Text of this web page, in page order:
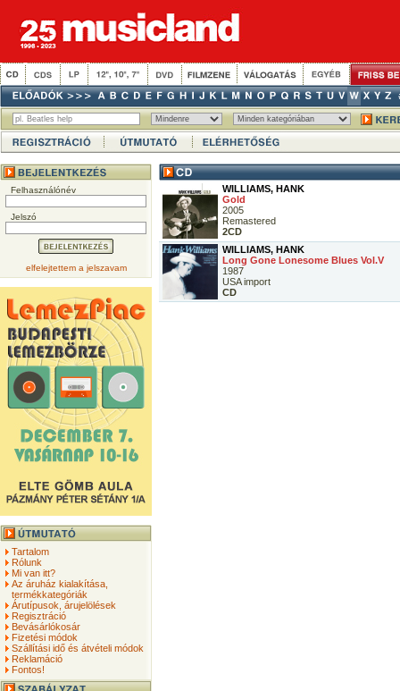
Felhasználónév
Jelszó
elfelejtettem a jelszavam
Tartalom
Rólunk
Mi van itt?
Az áruház kialakítása,
termékkategóriák
Árutípusok, árujelölések
Regisztráció
Bevásárlókosár
Fizetési módok
Szállítási idő és átvételi módok
Reklamáció
Fontos!
WILLIAMS, HANK
Gold
2005
Remastered
2CD
WILLIAMS, HANK
Long Gone Lonesome Blues Vol.V
1987
USA import
CD